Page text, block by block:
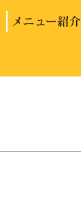
メニュー紹介